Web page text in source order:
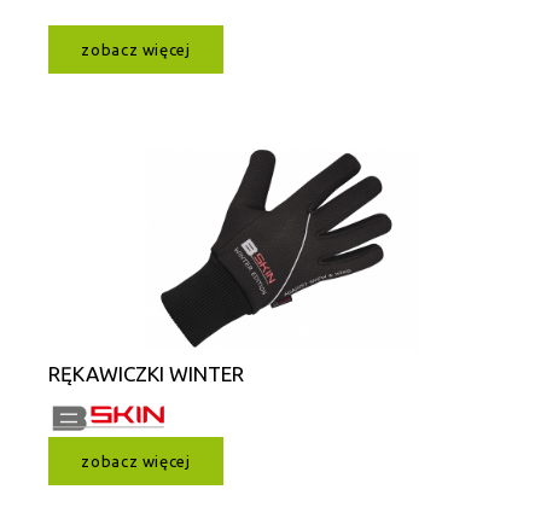
zobacz więcej
RĘKAWICZKI WINTER
zobacz więcej